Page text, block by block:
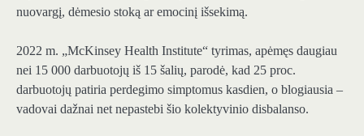
nuovargį, dėmesio stoką ar emocinį išsekimą.
2022 m. „McKinsey Health Institute“ tyrimas, apėmęs daugiau
nei 15 000 darbuotojų iš 15 šalių, parodė, kad 25 proc.
darbuotojų patiria perdegimo simptomus kasdien, o blogiausia –
vadovai dažnai net nepastebi šio kolektyvinio disbalanso.